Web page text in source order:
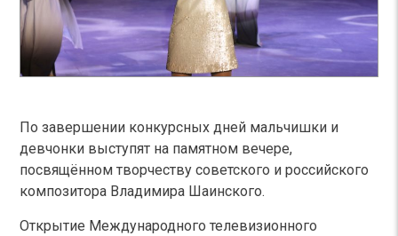
По завершении конкурсных дней мальчишки и
девчонки выступят на памятном вечере,
посвящённом творчеству советского и российского
композитора Владимира Шаинского.
Открытие Международного телевизионного